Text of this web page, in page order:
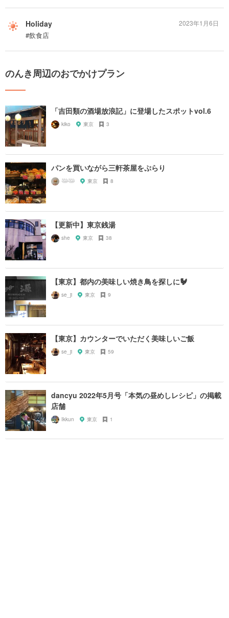
Holiday
#飲食店
2023年1月6日
のんき周辺のおでかけプラン
「吉田類の酒場放浪記」に登場したスポットvol.6
kiko 東京 3
パンを買いながら三軒茶屋をぷらり
𓅸𓅸 東京 8
【更新中】東京銭湯
she 東京 38
【東京】都内の美味しい焼き鳥を探しに🐓
se_ji 東京 9
【東京】カウンターでいただく美味しいご飯
se_ji 東京 59
dancyu 2022年5月号「本気の昼めしレシピ」の掲載
店舗
Ikkun 東京 1